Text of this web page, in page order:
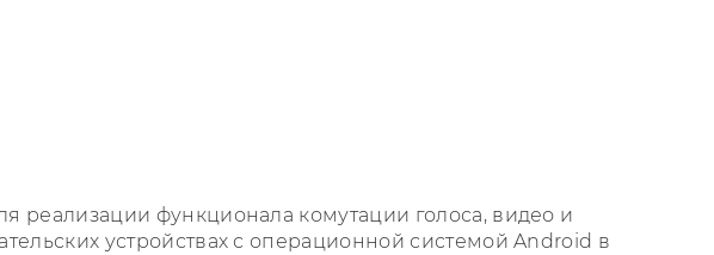
реализации функционала комутации голоса, видео и
устройствах с операционной системой Android в